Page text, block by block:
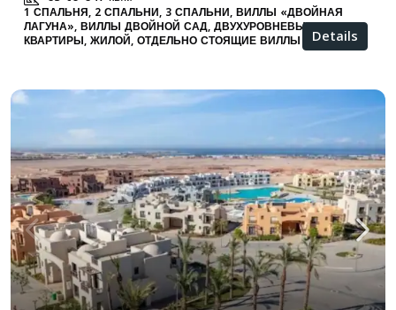
1 СПАЛЬНЯ, 2 СПАЛЬНИ, 3 СПАЛЬНИ, ВИЛЛЫ «ДВОЙНАЯ
ЛАГУНА», ВИЛЛЫ ДВОЙНОЙ САД, ДВУХУРОВНЕВЫЕ
КВАРТИРЫ, ЖИЛОЙ, ОТДЕЛЬНО СТОЯЩИЕ ВИЛЛЫ Details